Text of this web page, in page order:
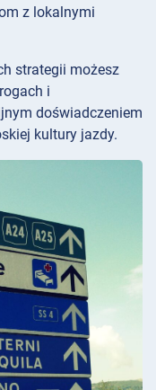
z lokalnymi
strategii możesz
i
doświadczeniem
kultury jazdy.